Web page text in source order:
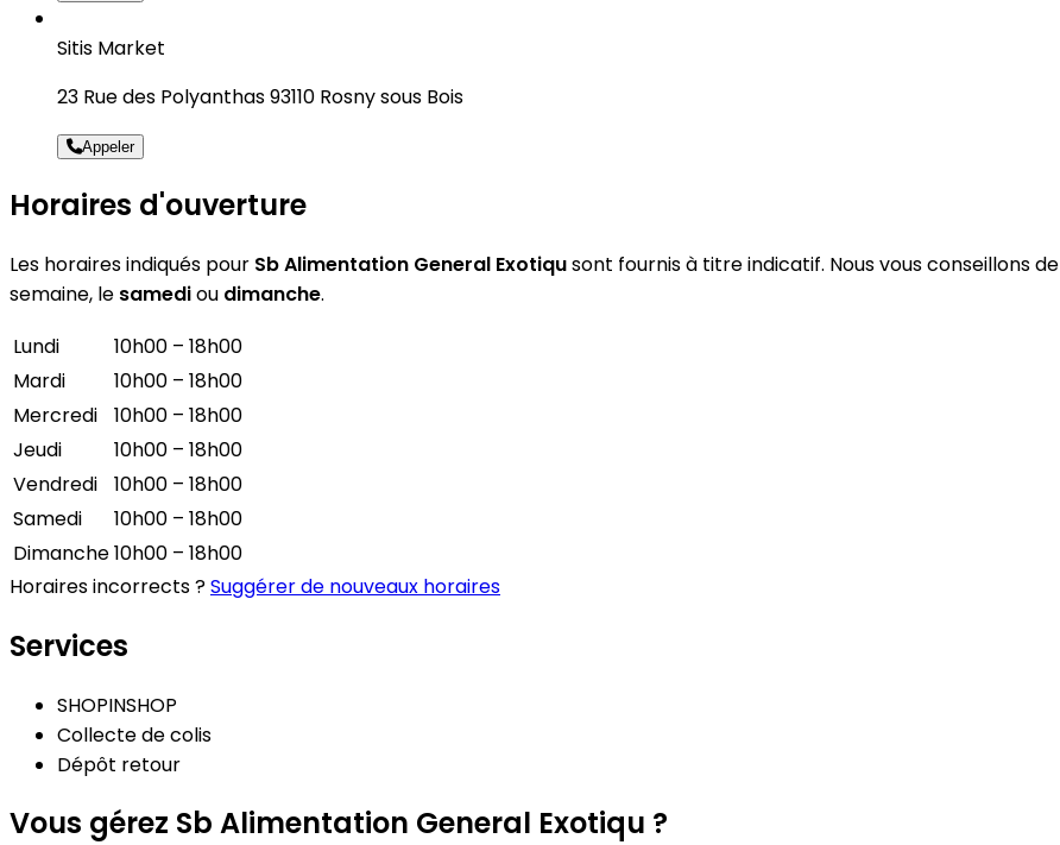
Sitis Market
23 Rue des Polyanthas 93110 Rosny sous Bois
Appeler
Horaires d'ouverture
Les horaires indiqués pour Sb Alimentation General Exotiqusont fournis à titre indicatif. Nous vous conseillons de
semaine, le samediou dimanche.
Lundi
10h00 – 18h00
Mardi
10h00 – 18h00
Mercredi
10h00 – 18h00
Jeudi
10h00 – 18h00
Vendredi
10h00 – 18h00
Samedi
10h00 – 18h00
Dimanche10h00 – 18h00
Horaires incorrects ?Suggérer de nouveaux horaires
Services
SHOPINSHOP
Collecte de colis
Dépôt retour
Vous gérez Sb Alimentation General Exotiqu ?